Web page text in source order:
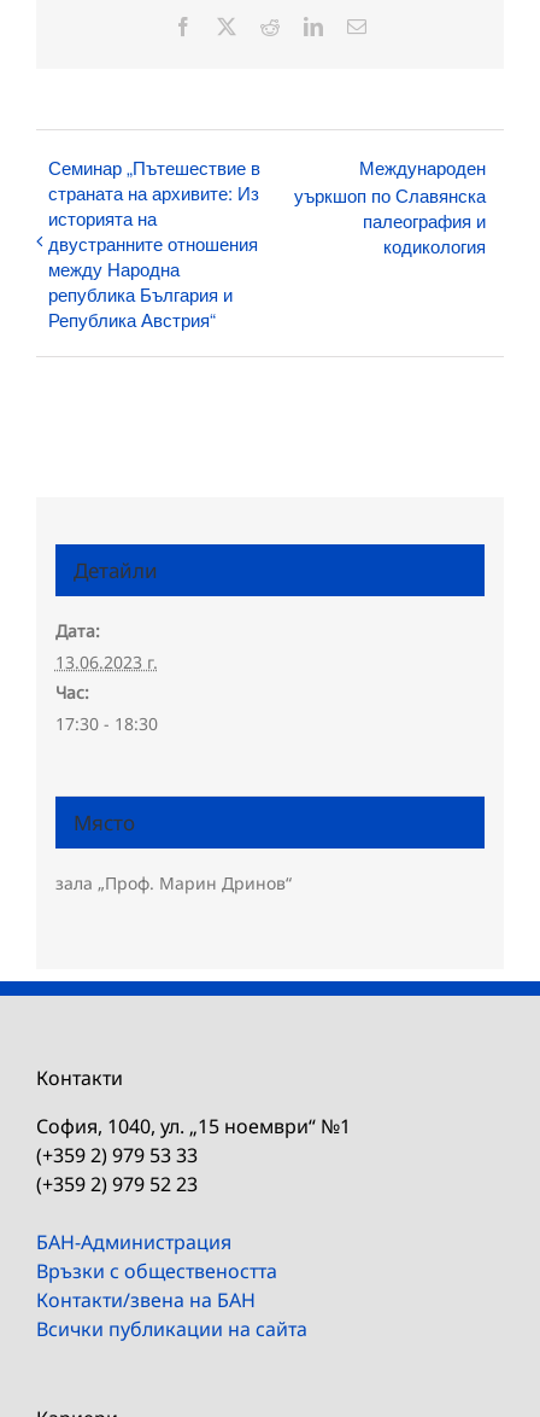
Facebook RedditLinkedInЕлектронна
Семинар „Пътешествие в
страната на архивите: Из
историята на
двустранните отношения
между Народна
република България и
Република Австрия“
Международен
уъркшоп по Славянска
палеография и
кодикология
Детайли
Дата:
13.06.2023 г.
Час:
17:30 - 18:30
Място
зала „Проф. Марин Дринов“
Контакти
София, 1040, ул. „15 ноември“ №1
(+359 2) 979 53 33
(+359 2) 979 52 23
БАН-Администрация
Връзки с обществеността
Контакти/звена на БАН
Всички публикации на сайта